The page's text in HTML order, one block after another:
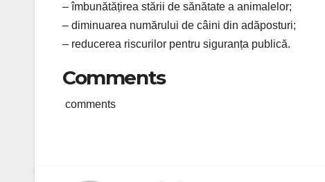
– îmbunătățirea stării de sănătate a animalelor;
– diminuarea numărului de câini din adăposturi;
– reducerea riscurilor pentru siguranța publică.
Comments
comments